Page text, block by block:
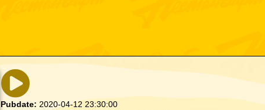
Pubdate: 2020-04-12 23:30:00